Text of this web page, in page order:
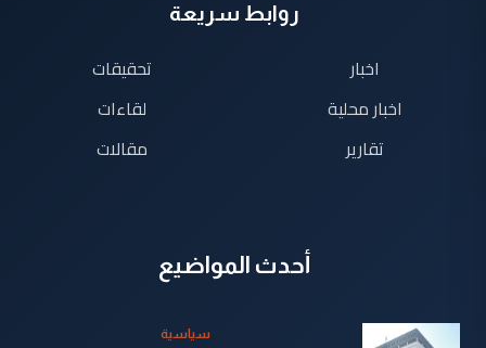
روابط سريعة
اخبار
اخبار محلية
تقارير
تحقيقات
لقاءات
مقالات
أحدث المواضيع
سياسية